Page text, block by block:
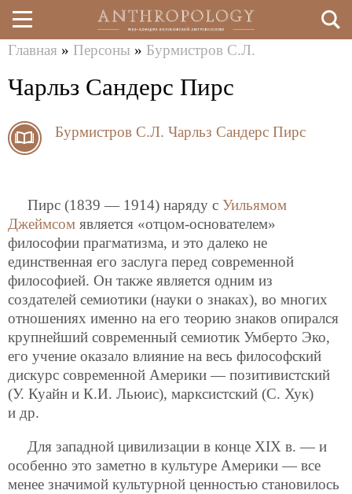
Перейти
к
содержанию
здесь
Главная » Персоны » Бурмистров С.Л.
Чарльз Сандерс Пирс
Бурмистров С.Л. Чарльз Сандерс Пирс
Пирс (1839 — 1914) наряду с Уильямом
Джеймсом является «отцом-основателем»
философии прагматизма, и это далеко не
единственная его заслуга перед современной
философией. Он также является одним из
создателей семиотики (науки о знаках), во многих
отношениях именно на его теорию знаков опирался
крупнейший современный семиотик Умберто Эко,
его учение оказало влияние на весь философский
дискурс современной Америки — позитивистский
(У. Куайн и К.И. Льюис), марксистский (С. Хук)
и др.
Для западной цивилизации в конце XIX в. — и
особенно это заметно в культуре Америки — все
менее значимой культурной ценностью становилось